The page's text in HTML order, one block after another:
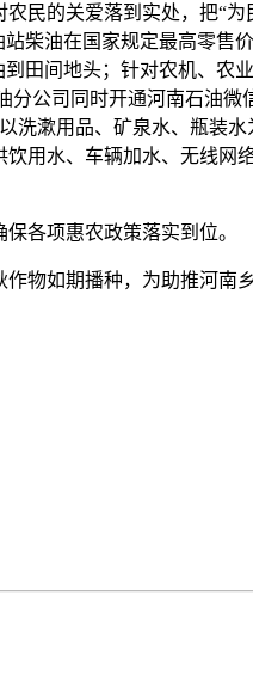
民的关爱落到实处，把“为
柴油在国家规定最高零售
田间地头；针对农机、农
公司同时开通河南石油微
漱用品、矿泉水、瓶装
用水、车辆加水、无线网
各项惠农政策落实到位。
物如期播种，为助推河南